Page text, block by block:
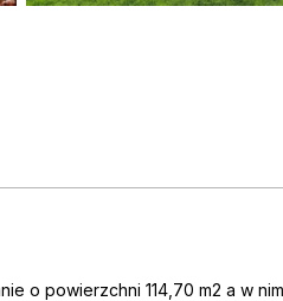
o powierzchni 114,70 m2 a w nim